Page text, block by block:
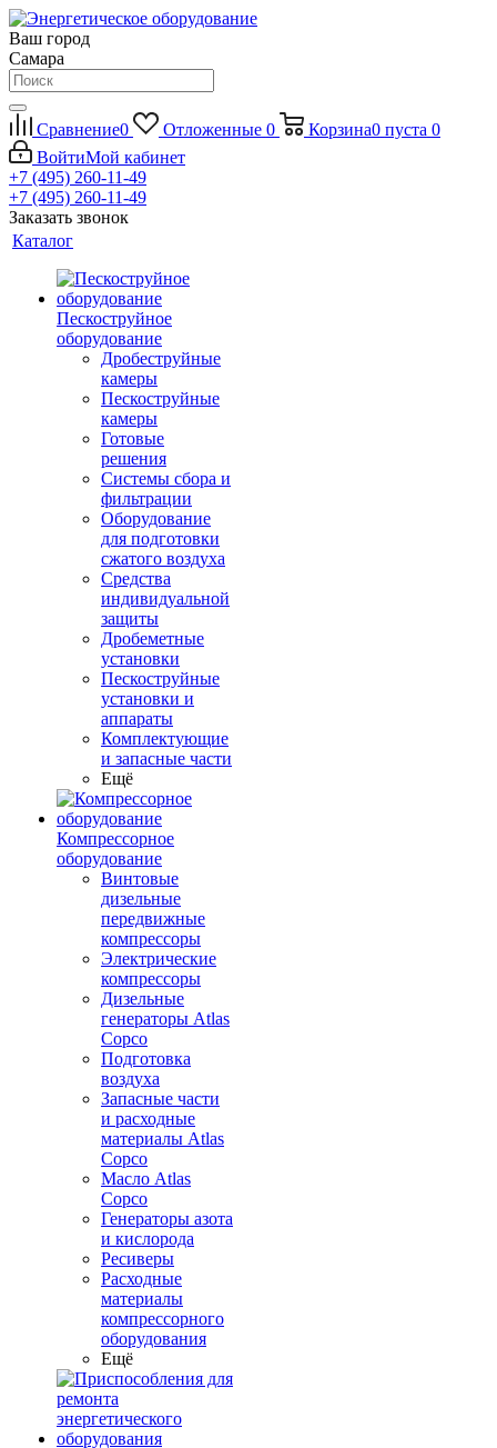
Ваш город
Самара
Сравнение0 Отложенные 0 Корзина0 пуста 0
ВойтиМой кабинет
+7 (495) 260-11-49
+7 (495) 260-11-49
Заказать звонок
Каталог
Пескоструйное
оборудование
Дробеструйные
камеры
Пескоструйные
камеры
Готовые
решения
Системы сбора и
фильтрации
Оборудование
для подготовки
сжатого воздуха
Средства
индивидуальной
защиты
Дробеметные
установки
Пескоструйные
установки и
аппараты
Комплектующие
и запасные части
Ещё
Компрессорное
оборудование
Винтовые
дизельные
передвижные
компрессоры
Электрические
компрессоры
Дизельные
генераторы Atlas
Copco
Подготовка
воздуха
Запасные части
и расходные
материалы Atlas
Copco
Масло Atlas
Copco
Генераторы азота
и кислорода
Ресиверы
Расходные
материалы
компрессорного
оборудования
Ещё